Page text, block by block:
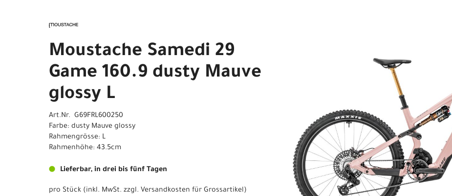
Moustache Samedi 29
Game 160.9 dusty Mauve
glossy L
Art.Nr. G69FRL600250
Farbe: dusty Mauve glossy
Rahmengrösse: L
Rahmenhöhe: 43.5cm
Lieferbar, in drei bis fünf Tagen
pro Stück (inkl. MwSt. zzgl. Versandkosten für Grossartikel)